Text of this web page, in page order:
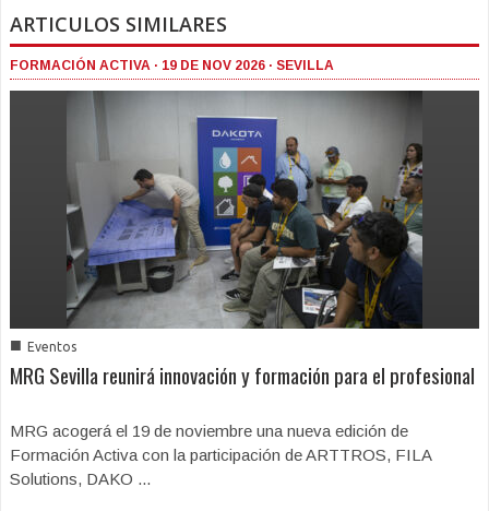
ARTICULOS SIMILARES
FORMACIÓN ACTIVA · 19 DE NOV 2026 · SEVILLA
■ Eventos
MRG Sevilla reunirá innovación y formación para el profesional
MRG acogerá el 19 de noviembre una nueva edición de
Formación Activa con la participación de ARTTROS, FILA
Solutions, DAKO ...